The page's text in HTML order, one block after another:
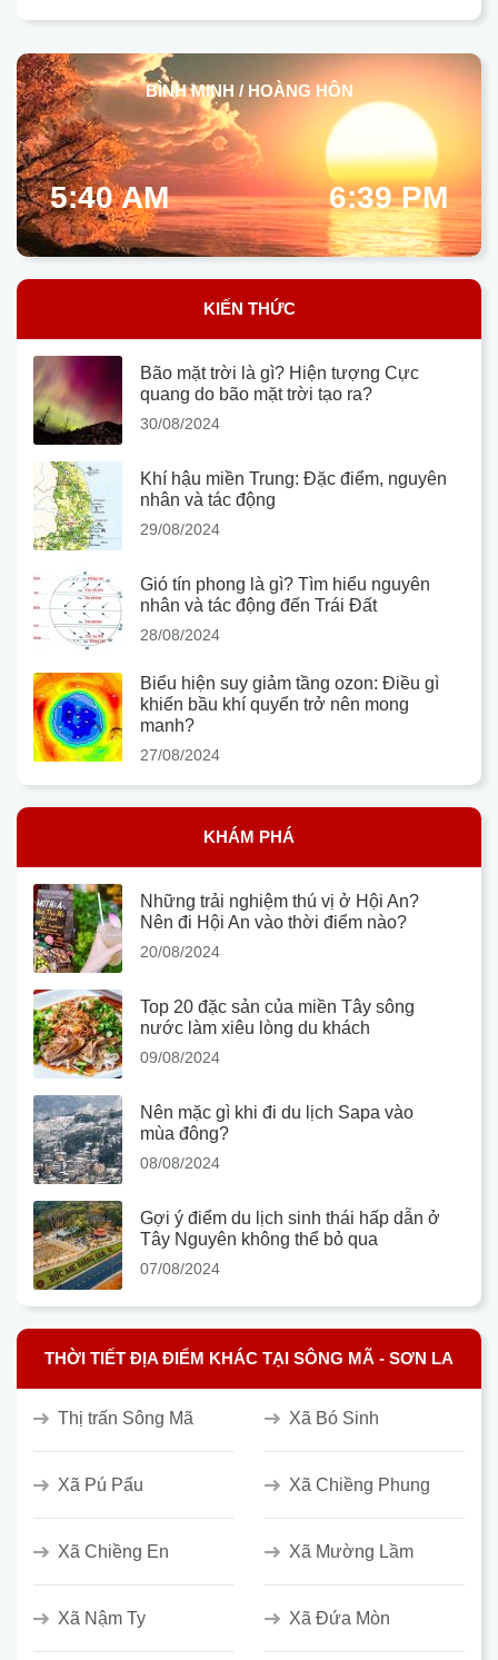
BÌNH MINH / HOÀNG HÔN
5:40 AM 6:39 PM
KIẾN THỨC
Bão mặt trời là gì? Hiện tượng Cực
quang do bão mặt trời tạo ra?
30/08/2024
Khí hậu miền Trung: Đặc điểm, nguyên
nhân và tác động
29/08/2024
Gió tín phong là gì? Tìm hiểu nguyên
nhân và tác động đến Trái Đất
28/08/2024
Biểu hiện suy giảm tầng ozon: Điều gì
khiến bầu khí quyển trở nên mong
manh?
27/08/2024
KHÁM PHÁ
Những trải nghiệm thú vị ở Hội An?
Nên đi Hội An vào thời điểm nào?
20/08/2024
Top 20 đặc sản của miền Tây sông
nước làm xiêu lòng du khách
09/08/2024
Nên mặc gì khi đi du lịch Sapa vào
mùa đông?
08/08/2024
Gợi ý điểm du lịch sinh thái hấp dẫn ở
Tây Nguyên không thể bỏ qua
07/08/2024
THỜI TIẾT ĐỊA ĐIỂM KHÁC TẠI SÔNG MÃ - SƠN LA
Thị trấn Sông Mã Xã Bó Sinh
Xã Pú Pẩu Xã Chiềng Phung
Xã Chiềng En Xã Mường Lầm
Xã Nậm Ty Xã Đứa Mòn